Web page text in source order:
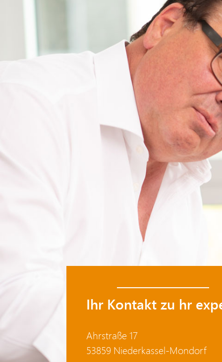
Ihr Kontakt zu hr
Ahrstraße 17
53859 Niederkassel-Mondorf